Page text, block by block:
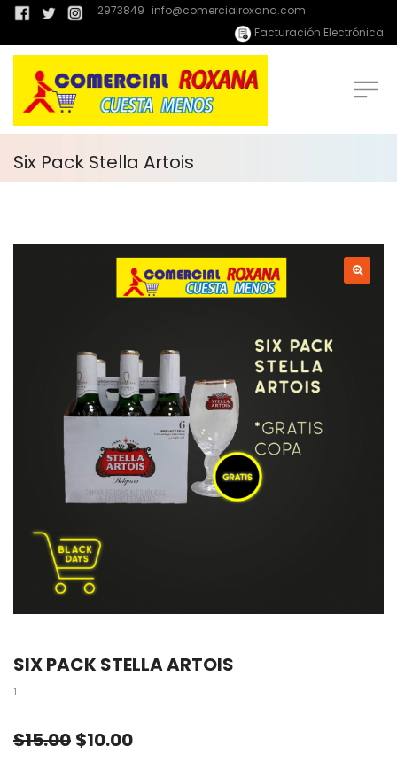
2973849 info@comercialroxana.com
Facturación Electrónica
Six Pack Stella Artois
SIX PACK STELLA ARTOIS
1
$15.00 $10.00